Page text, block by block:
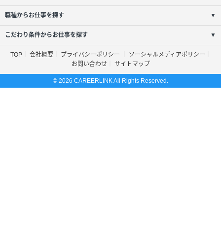
職種からお仕事を探す ▼
こだわり条件からお仕事を探す ▼
TOP 会社概要 プライバシーポリシー
ソーシャルメディアポリシー
お問い合わせ
サイトマップ
© 2026 CAREERLINK All Rights Reserved.